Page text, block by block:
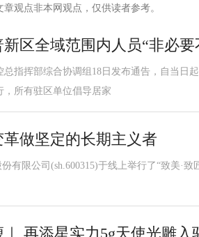
观点非本网观点，仅供读者参考。
区全域范围内人员“非必要
总指挥部综合协调组18日发布通告，自当日
所有驻区单位倡导居家
做坚定的长期主义者
有限公司(sh.600315)于线上举行了“致美·
再添星实力5g天使光雕入